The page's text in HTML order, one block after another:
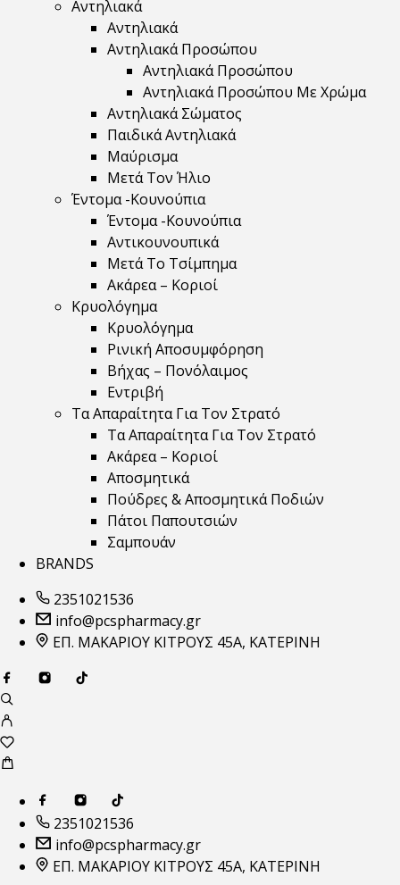
Αντηλιακά
Αντηλιακά
Αντηλιακά Προσώπου
Αντηλιακά Προσώπου
Αντηλιακά Προσώπου Με Χρώμα
Αντηλιακά Σώματος
Παιδικά Αντηλιακά
Μαύρισμα
Mετά Τον Ήλιο
Έντομα -Κουνούπια
Έντομα -Κουνούπια
Αντικουνουπικά
Μετά Το Τσίμπημα
Ακάρεα – Κοριοί
Κρυολόγημα
Κρυολόγημα
Ρινική Αποσυμφόρηση
Βήχας – Πονόλαιμος
Εντριβή
Τα Απαραίτητα Για Τον Στρατό
Τα Απαραίτητα Για Τον Στρατό
Ακάρεα – Κοριοί
Αποσμητικά
Πούδρες & Αποσμητικά Ποδιών
Πάτοι Παπουτσιών
Σαμπουάν
BRANDS
2351021536
info@pcspharmacy.gr
ΕΠ. ΜΑΚΑΡΙΟΥ ΚΙΤΡΟΥΣ 45Α, ΚΑΤΕΡΙΝΗ
2351021536
info@pcspharmacy.gr
ΕΠ. ΜΑΚΑΡΙΟΥ ΚΙΤΡΟΥΣ 45Α, ΚΑΤΕΡΙΝΗ